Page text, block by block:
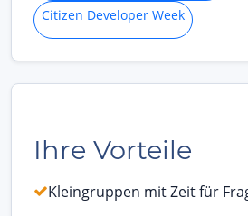
Citizen Developer Week
Ihre Vorteile
Kleingruppen mit Zeit für